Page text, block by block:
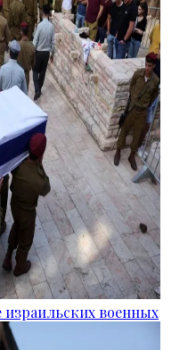
военных